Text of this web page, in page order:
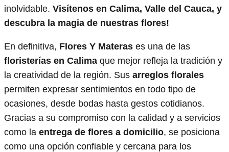
inolvidable. Visítenos en Calima, Valle del Cauca, y
descubra la magia de nuestras flores!
En definitiva, Flores Y Materas es una de las
floristerías en Calima que mejor refleja la tradición y
la creatividad de la región. Sus arreglos florales
permiten expresar sentimientos en todo tipo de
ocasiones, desde bodas hasta gestos cotidianos.
Gracias a su compromiso con la calidad y a servicios
como la entrega de flores a domicilio, se posiciona
como una opción confiable y cercana para los